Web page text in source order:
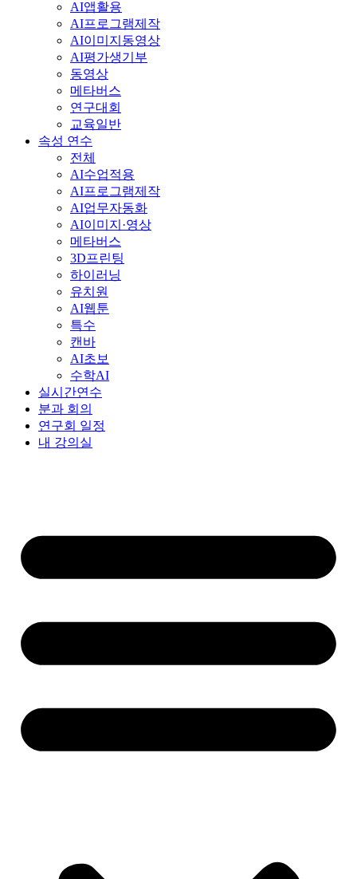
AI앱활용
AI프로그램제작
AI이미지동영상
AI평가생기부
동영상
메타버스
연구대회
교육일반
속성 연수
전체
AI수업적용
AI프로그램제작
AI업무자동화
AI이미지·영상
메타버스
3D프린팅
하이러닝
유치원
AI웹툰
특수
캔바
AI초보
수학AI
실시간연수
분과 회의
연구회 일정
내 강의실